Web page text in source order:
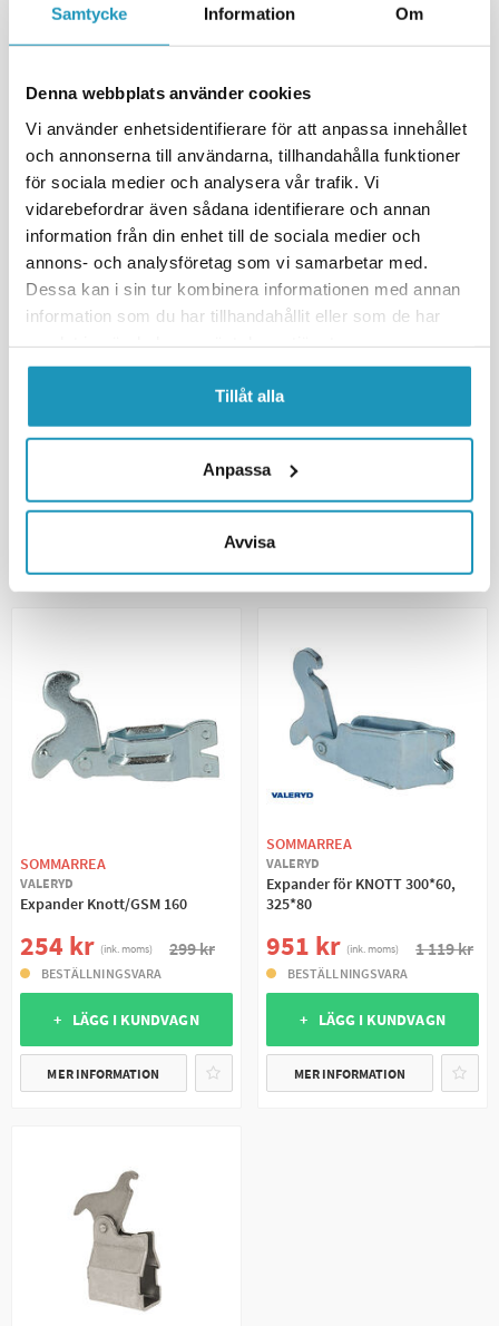
Samtycke Information Om
Denna webbplats använder cookies
Vi använder enhetsidentifierare för att anpassa innehållet
och annonserna till användarna, tillhandahålla funktioner
för sociala medier och analysera vår trafik. Vi
vidarebefordrar även sådana identifierare och annan
information från din enhet till de sociala medier och
annons- och analysföretag som vi samarbetar med.
Dessa kan i sin tur kombinera informationen med annan
information som du har tillhandahållit eller som de har
Tillåt alla
Anpassa
Avvisa
SOMMARREA
VALERYD
Expander Alko Euro 1635 / 1636
305 kr (ink. moms) 359 kr
+ LÄGG I KUNDVAGN
SOMMARREA
VALERYD
Expander S 1704-7
322 kr (ink. moms) 379 kr
+ LÄGG I KUNDVAGN
SOMMARREA
VALERYD
Expander Knott/GSM 160
254 kr (ink. moms) 299 kr
BESTÄLLNINGSVARA
+ LÄGG I KUNDVAGN
MER INFORMATION
SOMMARREA
VALERYD
Expander för KNOTT 300*60,
325*80
951 kr (ink. moms) 1 119 kr
BESTÄLLNINGSVARA
+ LÄGG I KUNDVAGN
MER INFORMATION